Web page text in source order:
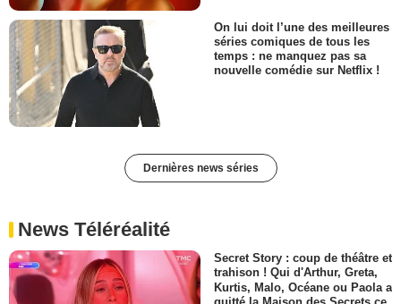
On lui doit l’une des meilleures
séries comiques de tous les
temps : ne manquez pas sa
nouvelle comédie sur Netflix !
Dernières news séries
News Téléréalité
Secret Story : coup de théâtre et
trahison ! Qui d'Arthur, Greta,
Kurtis, Malo, Océane ou Paola a